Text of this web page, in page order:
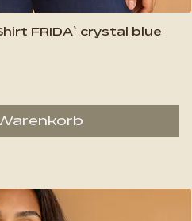
FRIDA` crystal blue